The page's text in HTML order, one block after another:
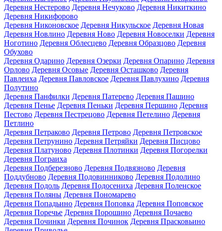
Деревня Нестерово Деревня Нечуково Деревня Никиткино
Деревня Никифорово
Деревня Никоновское Деревня Никульское Деревня Новая
Деревня Новлино Деревня Ново Деревня Новоселки Деревня
Ноготино Деревня Облесцево Деревня Образцово Деревня
Обухово
Деревня Одарино Деревня Озерки Деревня Опарино Деревня
Орлово Деревня Осовые Деревня Осташково Деревня
Павлеиха Деревня Павловское Деревня Павлухино Деревня
Полутино
Деревня Панфилки Деревня Патерево Деревня Пашино
Деревня Пенье Деревня Пеньки Деревня Першино Деревня
Пестово Деревня Пестрецово Деревня Петелино Деревня
Петлино
Деревня Петраково Деревня Петрово Деревня Петровское
Деревня Петрунино Деревня Петряйки Деревня Писцово
Деревня Платуново Деревня Плотинки Деревня Погорелки
Деревня Пограиха
Деревня Подберезново Деревня Подвязново Деревня
Поддубново Деревня Подовинниково Деревня Подолино
Деревня Подоль Деревня Подосениха Деревня Поленское
Деревня Поляны Деревня Пономарево
Деревня Попадьино Деревня Поповка Деревня Поповское
Деревня Поречье Деревня Порошино Деревня Почаево
Деревня Починки Деревня Починок Деревня Прасковьино